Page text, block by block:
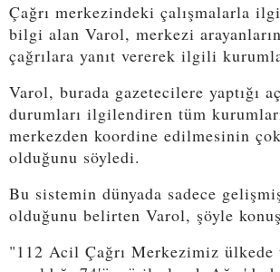
Çağrı merkezindeki çalışmalarla
bilgi alan Varol, merkezi
çağrılara yanıt vererek ilgili
Varol, burada gazetecilere yaptığı
durumları ilgilendiren tüm
merkezden koordine edilmesinin
olduğunu söyledi.
Bu sistemin dünyada sadece
olduğunu belirten Varol, şöyle
"112 Acil Çağrı Merkezimiz ülkede